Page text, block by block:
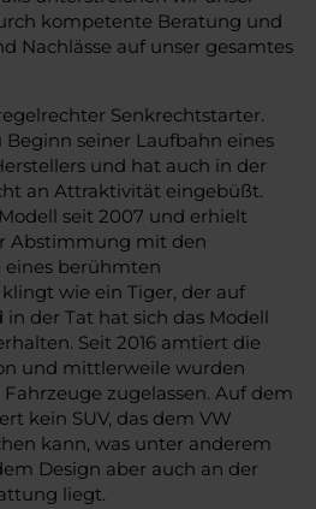
kompetente Beratung und
Nachlässe auf unser gesamtes
Senkrechtstarter.
Beginn seiner Laufbahn eines
und hat auch in der
an Attraktivität eingebüßt.
seit 2007 und erhielt
Abstimmung mit den
eines berühmten
wie ein Tiger, der auf
der Tat hat sich das Modell
Seit 2016 amtiert die
und mittlerweile wurden
zugelassen. Auf dem
kein SUV, das dem VW
kann, was unter anderem
Design aber auch an der
liegt.